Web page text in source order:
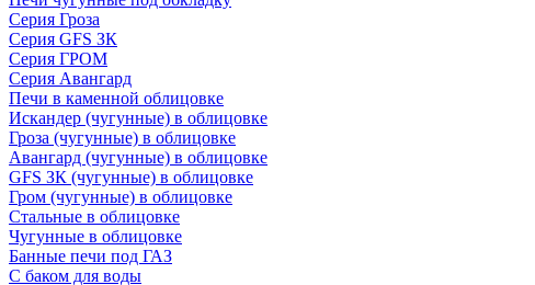
Серия Гроза
Серия GFS ЗК
Серия ГРОМ
Серия Авангард
Печи в каменной облицовке
Искандер (чугунные) в облицовке
Гроза (чугунные) в облицовке
Авангард (чугунные) в облицовке
GFS ЗК (чугунные) в облицовке
Гром (чугунные) в облицовке
Стальные в облицовке
Чугунные в облицовке
Банные печи под ГАЗ
С баком для воды